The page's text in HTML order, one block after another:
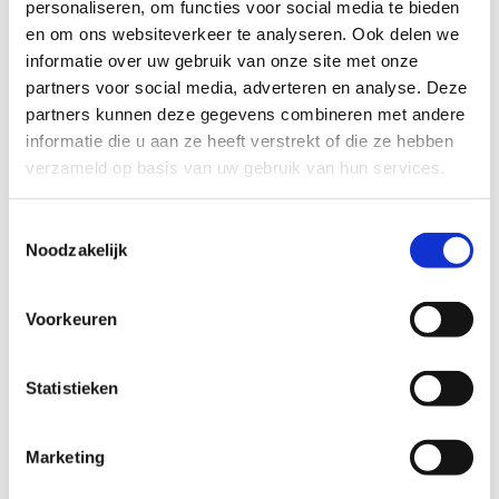
personaliseren, om functies voor social media te bieden
en om ons websiteverkeer te analyseren. Ook delen we
informatie over uw gebruik van onze site met onze
partners voor social media, adverteren en analyse. Deze
partners kunnen deze gegevens combineren met andere
informatie die u aan ze heeft verstrekt of die ze hebben
verzameld op basis van uw gebruik van hun services.
Noodzakelijk
Voorkeuren
Statistieken
Marketing
 Bel kosteloos en vrijblijvend
088 - 629 00 50
